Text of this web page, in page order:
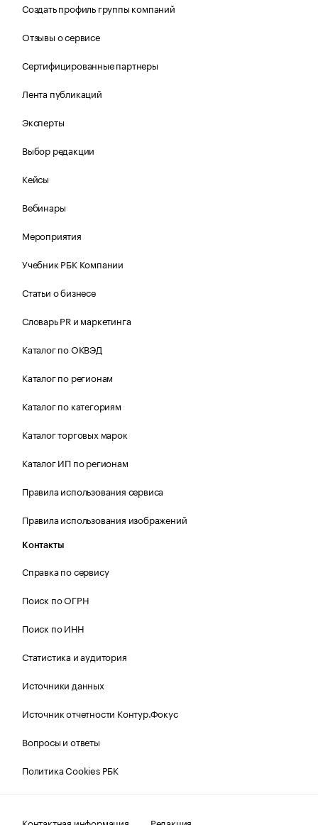
Создать профиль группы компаний
Отзывы о сервисе
Сертифицированные партнеры
Лента публикаций
Эксперты
Выбор редакции
Кейсы
Вебинары
Мероприятия
Учебник РБК Компании
Статьи о бизнесе
Словарь PR и маркетинга
Каталог по ОКВЭД
Каталог по регионам
Каталог по категориям
Каталог торговых марок
Каталог ИП по регионам
Правила использования сервиса
Правила использования изображений
Контакты
Справка по сервису
Поиск по ОГРН
Поиск по ИНН
Статистика и аудитория
Источники данных
Источник отчетности Контур.Фокус
Вопросы и ответы
Политика Cookies РБК